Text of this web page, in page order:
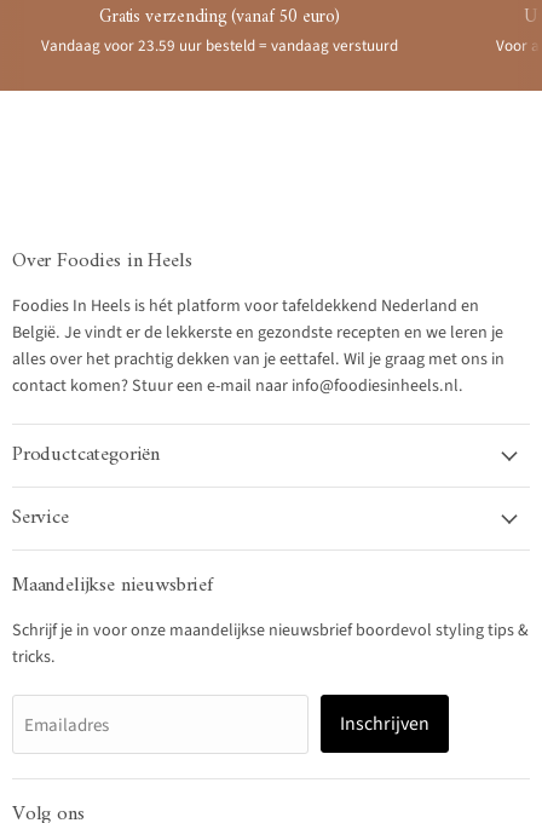
Gratis verzending (vanaf 50 euro)
Vandaag voor 23.59 uur besteld = vandaag verstuurd Voor
Over Foodies in Heels
Foodies In Heels is hét platform voor tafeldekkend Nederland en
België. Je vindt er de lekkerste en gezondste recepten en we leren je
alles over het prachtig dekken van je eettafel. Wil je graag met ons in
contact komen? Stuur een e-mail naar info@foodiesinheels.nl.
Productcategoriën
Service
Maandelijkse nieuwsbrief
Schrijf je in voor onze maandelijkse nieuwsbrief boordevol styling tips &
tricks.
Emailadres Inschrijven
Volg ons